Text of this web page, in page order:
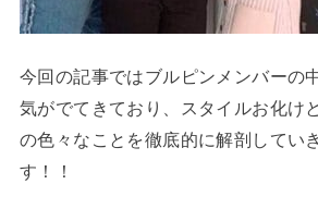
今回の記事ではブルピンメンバーの
気がでてきており、スタイルお化け
の色々なことを徹底的に解剖してい
す！！